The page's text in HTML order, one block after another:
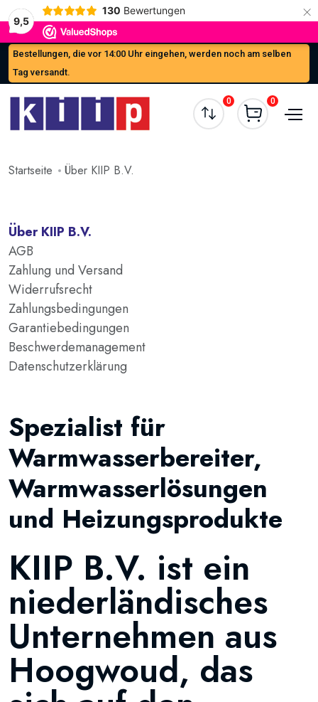
9,5
130 Bewertungen ×
Bestellungen, die vor 14:00 Uhr eingehen, werden noch am selben
Tag versandt.
0 0
Startseite Über KIIP B.V.
Über KIIP B.V.
AGB
Zahlung und Versand
Widerrufsrecht
Zahlungsbedingungen
Garantiebedingungen
Beschwerdemanagement
Datenschutzerklärung
Spezialist für
Warmwasserbereiter,
Warmwasserlösungen
und Heizungsprodukte
KIIP B.V. ist ein
niederländisches
Unternehmen aus
Hoogwoud, das